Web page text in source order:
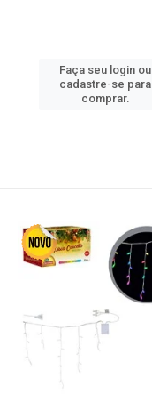
Faça seu login ou
cadastre-se para
comprar.